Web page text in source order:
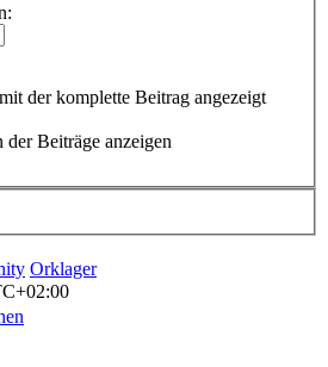
der komplette Beitrag angezeigt
der Beiträge anzeigen
Orklager